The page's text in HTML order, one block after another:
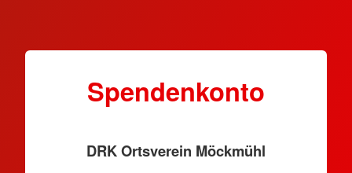
Spendenkonto
DRK Ortsverein Möckmühl